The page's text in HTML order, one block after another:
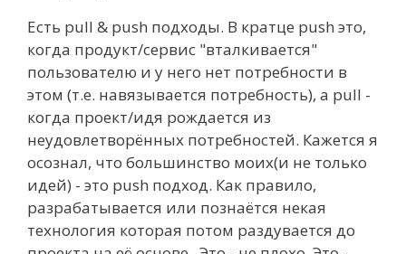
Есть pull & push подходы. В кратце push это,
когда продукт/сервис "вталкивается"
пользователю и у него нет потребности в
этом (т.е. навязывается потребность), а pull -
когда проект/идя рождается из
неудовлетворённых потребностей. Кажется я
осознал, что большинство моих(и не только
идей) - это push подход. Как правило,
разрабатывается или познаётся некая
технология которая потом раздувается до